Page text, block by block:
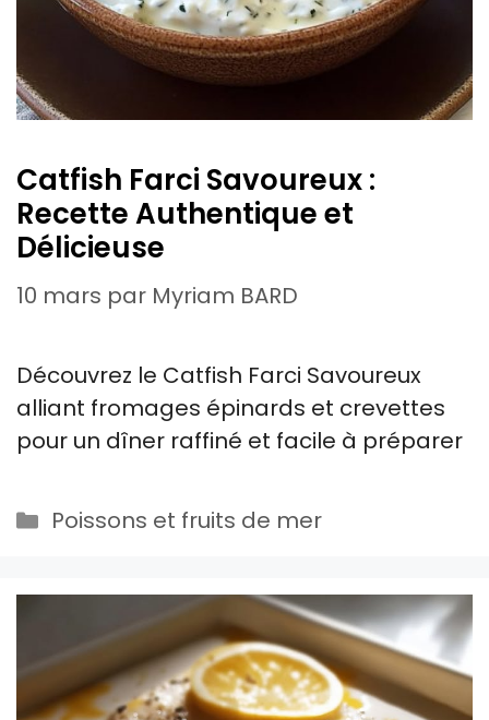
Catfish Farci Savoureux :
Recette Authentique et
Délicieuse
10 mars par Myriam BARD
Découvrez le Catfish Farci Savoureux
alliant fromages épinards et crevettes
pour un dîner raffiné et facile à préparer
Catégories
Poissons et fruits de mer